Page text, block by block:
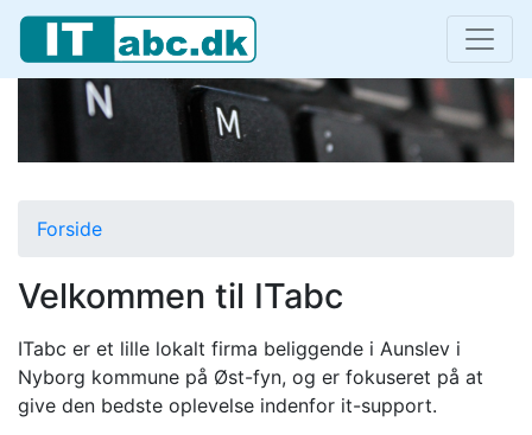
Forside
Velkommen til ITabc
ITabc er et lille lokalt firma beliggende i Aunslev i
Nyborg kommune på Øst-fyn, og er fokuseret på at
give den bedste oplevelse indenfor it-support.